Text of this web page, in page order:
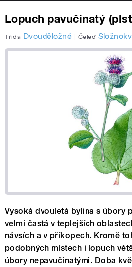
Lopuch pavučinatý
Třída Dvouděložné | Čeleď
Vysoká dvouletá bylina s úbory
velmi častá v teplejších
návsích a v příkopech. Kromě
podobných místech i lopuch
úbory nepavučinatými. Doba